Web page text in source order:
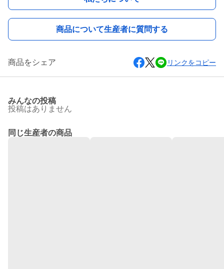
商品について生産者に質問する
商品をシェア リンクをコピー
みんなの投稿
投稿はありません
同じ生産者の商品